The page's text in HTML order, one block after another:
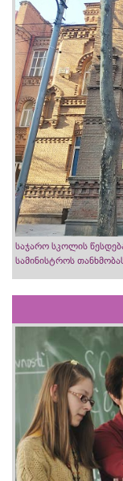
საჯარო სკოლის
სამინისტროს